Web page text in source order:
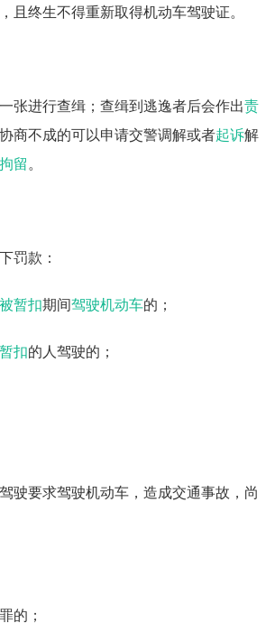
且终生不得重新取得机动车驾驶证。
张进行查缉；查缉到逃逸者后会作出责
商不成的可以申请交警调解或者起诉解
拘留 。
罚款：
暂扣期间驾驶机动车的；
暂扣的人驾驶的；
驶要求驾驶机动车，造成交通事故，尚
的；